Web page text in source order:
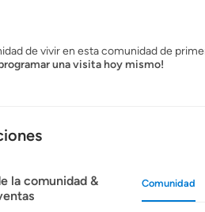
de vivir en esta comunidad de
una visita hoy mismo!
la comunidad &
Comunidad